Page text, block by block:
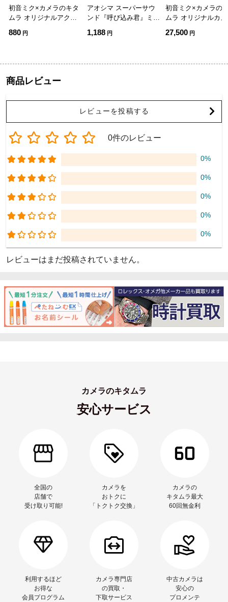
初音ミク×カメラのキタ
ムラ オリジナルアクリ
ろしミニキャライラスト
880 円
アオシマ スーパーサウ
ンド『呼び込み君』ミニ
1,188 円
初音ミク×カメラの
ムラ オリジナルカ
27,500 円
商品レビュー
レビューを投稿する
0件のレビュー
0%
0%
0%
0%
0%
レビューはまだ投稿されていません。
カメラのキタムラ
安心サービス
全国の
店舗で
受け取り可能!
カメラを
おトクに
「トクトク交換」
カメラの
キタムラ最大
60回無金利
利用するほど
お得な
会員プログラム
カメラ専門店
の買取・
下取サービス
中古カメラは
安心の
プロメンテ